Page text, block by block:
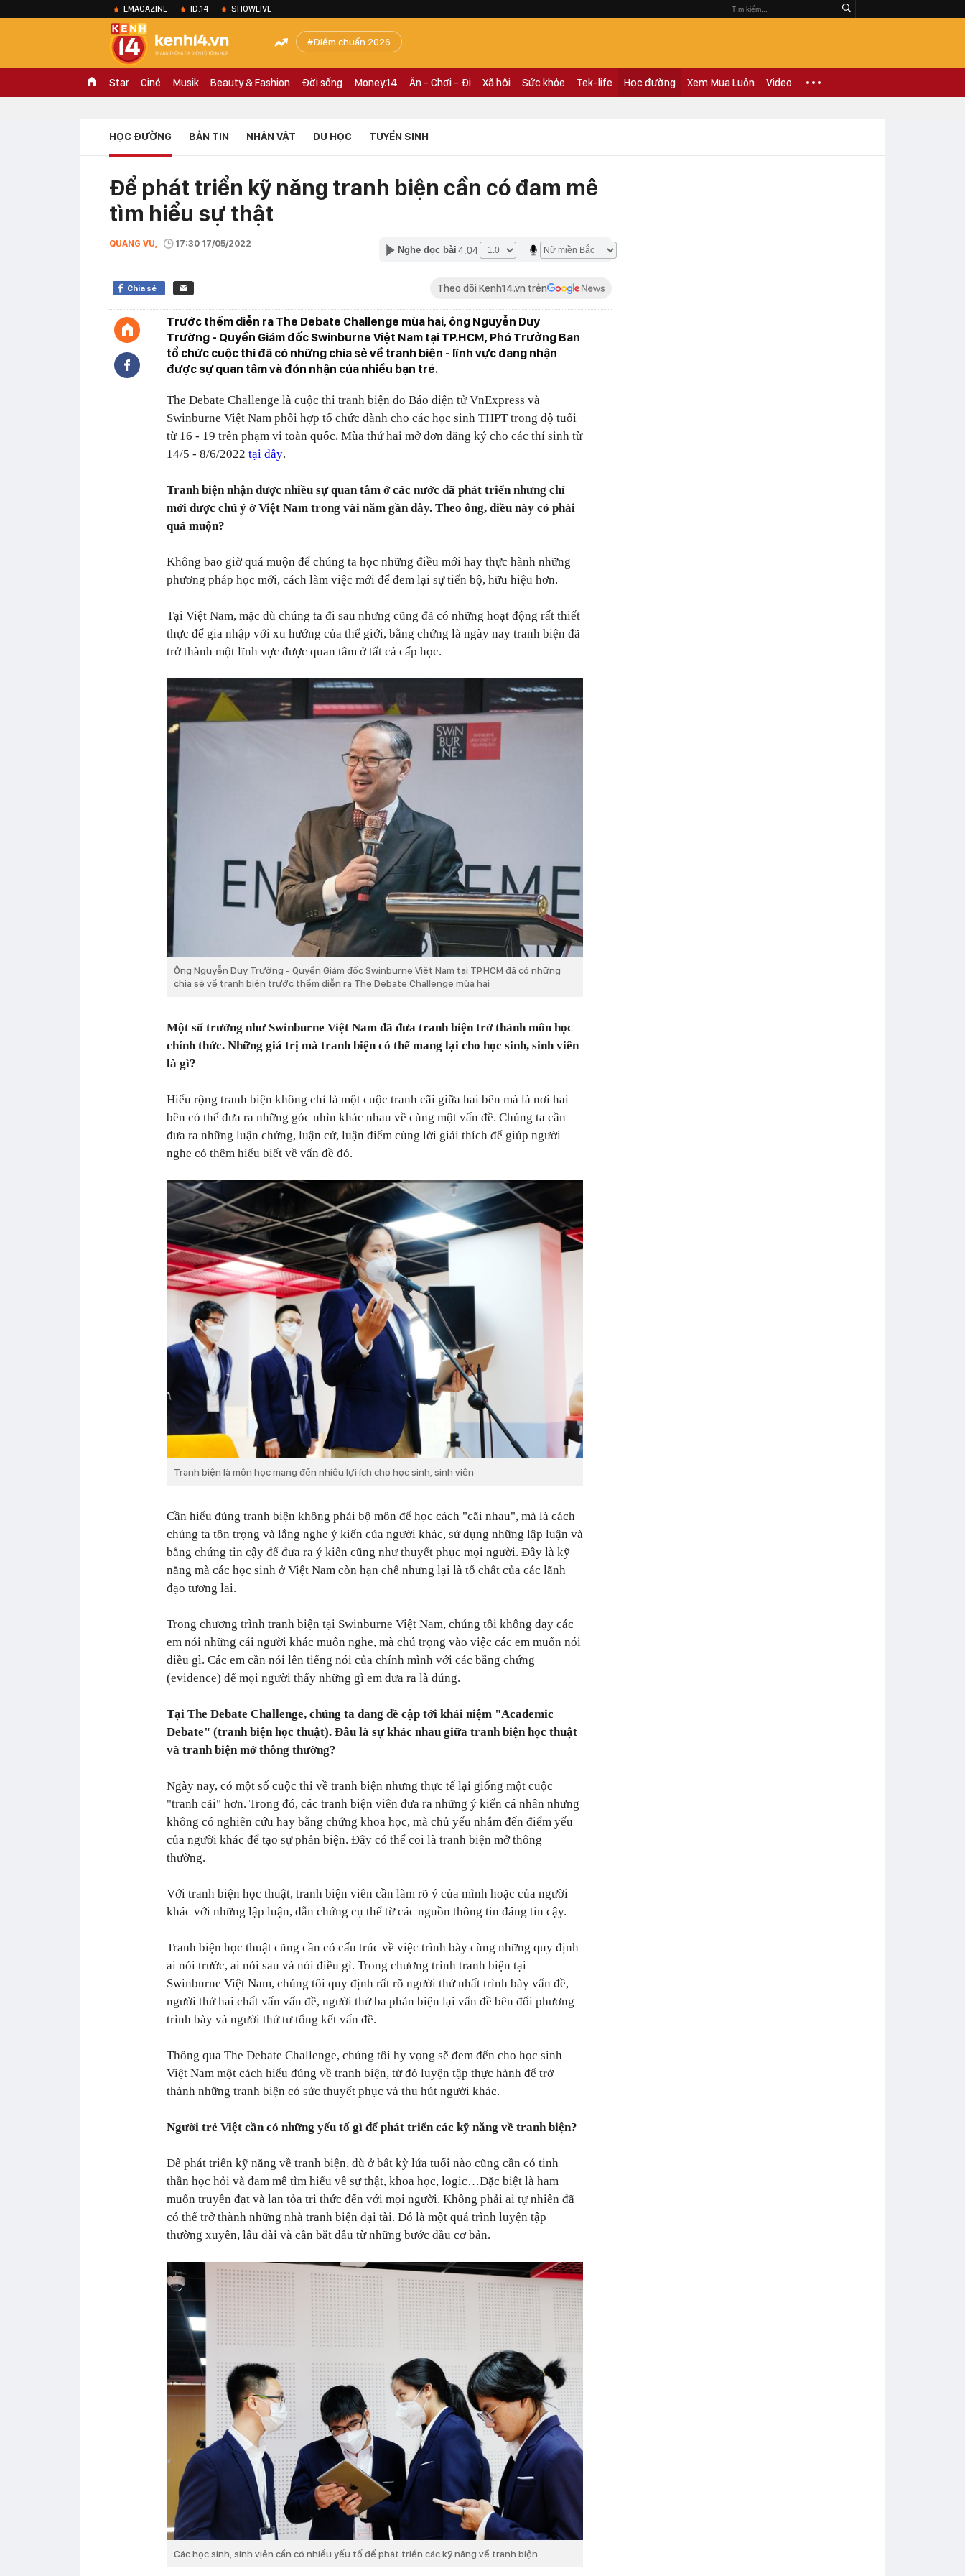
EMAGAZINE ID.14 SHOWLIVE
Điểm chuẩn 2026
Star Ciné Musik Beauty & Fashion Đời sống Money.14 Ăn - Chơi - Đi Xã hội Sức khỏe Tek-life Học đường Xem Mua Luôn Video
HỌC ĐƯỜNG BẢN TIN NHÂN VẬT DU HỌC TUYỂN SINH
Để phát triển kỹ năng tranh biện cần có đam mê
tìm hiểu sự thật
QUANG VŨ, 17:30 17/05/2022
Nghe đọc bài 4:04
Chia sẻ Theo dõi Kenh14.vn trên
Trước thềm diễn ra The Debate Challenge mùa hai, ông Nguyễn Duy
Trường - Quyền Giám đốc Swinburne Việt Nam tại TP.HCM, Phó Trưởng Ban
tổ chức cuộc thi đã có những chia sẻ về tranh biện - lĩnh vực đang nhận
được sự quan tâm và đón nhận của nhiều bạn trẻ.
The Debate Challenge là cuộc thi tranh biện do Báo điện tử VnExpress và
Swinburne Việt Nam phối hợp tổ chức dành cho các học sinh THPT trong độ tuổi
từ 16 - 19 trên phạm vi toàn quốc. Mùa thứ hai mở đơn đăng ký cho các thí sinh từ
14/5 - 8/6/2022 tại đây.
Tranh biện nhận được nhiều sự quan tâm ở các nước đã phát triển nhưng chỉ
mới được chú ý ở Việt Nam trong vài năm gần đây. Theo ông, điều này có phải
quá muộn?
Không bao giờ quá muộn để chúng ta học những điều mới hay thực hành những
phương pháp học mới, cách làm việc mới để đem lại sự tiến bộ, hữu hiệu hơn.
Tại Việt Nam, mặc dù chúng ta đi sau nhưng cũng đã có những hoạt động rất thiết
thực để gia nhập với xu hướng của thế giới, bằng chứng là ngày nay tranh biện đã
trở thành một lĩnh vực được quan tâm ở tất cả cấp học.
Ông Nguyễn Duy Trường - Quyền Giám đốc Swinburne Việt Nam tại TP.HCM đã có những
chia sẻ về tranh biện trước thềm diễn ra The Debate Challenge mùa hai
Một số trường như Swinburne Việt Nam đã đưa tranh biện trở thành môn học
chính thức. Những giá trị mà tranh biện có thể mang lại cho học sinh, sinh viên
là gì?
Hiểu rộng tranh biện không chỉ là một cuộc tranh cãi giữa hai bên mà là nơi hai
bên có thể đưa ra những góc nhìn khác nhau về cùng một vấn đề. Chúng ta cần
đưa ra những luận chứng, luận cứ, luận điểm cùng lời giải thích để giúp người
nghe có thêm hiểu biết về vấn đề đó.
Tranh biện là môn học mang đến nhiều lợi ích cho học sinh, sinh viên
Cần hiểu đúng tranh biện không phải bộ môn để học cách "cãi nhau", mà là cách
chúng ta tôn trọng và lắng nghe ý kiến của người khác, sử dụng những lập luận và
bằng chứng tin cậy để đưa ra ý kiến cũng như thuyết phục mọi người. Đây là kỹ
năng mà các học sinh ở Việt Nam còn hạn chế nhưng lại là tố chất của các lãnh
đạo tương lai.
Trong chương trình tranh biện tại Swinburne Việt Nam, chúng tôi không dạy các
em nói những cái người khác muốn nghe, mà chú trọng vào việc các em muốn nói
điều gì. Các em cần nói lên tiếng nói của chính mình với các bằng chứng
(evidence) để mọi người thấy những gì em đưa ra là đúng.
Tại The Debate Challenge, chúng ta đang đề cập tới khái niệm "Academic
Debate" (tranh biện học thuật). Đâu là sự khác nhau giữa tranh biện học thuật
và tranh biện mở thông thường?
Ngày nay, có một số cuộc thi về tranh biện nhưng thực tế lại giống một cuộc
"tranh cãi" hơn. Trong đó, các tranh biện viên đưa ra những ý kiến cá nhân nhưng
không có nghiên cứu hay bằng chứng khoa học, mà chủ yếu nhắm đến điểm yếu
của người khác để tạo sự phản biện. Đây có thể coi là tranh biện mở thông
thường.
Với tranh biện học thuật, tranh biện viên cần làm rõ ý của mình hoặc của người
khác với những lập luận, dẫn chứng cụ thể từ các nguồn thông tin đáng tin cậy.
Tranh biện học thuật cũng cần có cấu trúc về việc trình bày cùng những quy định
ai nói trước, ai nói sau và nói điều gì. Trong chương trình tranh biện tại
Swinburne Việt Nam, chúng tôi quy định rất rõ người thứ nhất trình bày vấn đề,
người thứ hai chất vấn vấn đề, người thứ ba phản biện lại vấn đề bên đối phương
trình bày và người thứ tư tổng kết vấn đề.
Thông qua The Debate Challenge, chúng tôi hy vọng sẽ đem đến cho học sinh
Việt Nam một cách hiểu đúng về tranh biện, từ đó luyện tập thực hành để trở
thành những tranh biện có sức thuyết phục và thu hút người khác.
Người trẻ Việt cần có những yếu tố gì để phát triển các kỹ năng về tranh biện?
Để phát triển kỹ năng về tranh biện, dù ở bất kỳ lứa tuổi nào cũng cần có tinh
thần học hỏi và đam mê tìm hiểu về sự thật, khoa học, logic…Đặc biệt là ham
muốn truyền đạt và lan tỏa tri thức đến với mọi người. Không phải ai tự nhiên đã
có thể trở thành những nhà tranh biện đại tài. Đó là một quá trình luyện tập
thường xuyên, lâu dài và cần bắt đầu từ những bước đầu cơ bản.
Các học sinh, sinh viên cần có nhiều yếu tố để phát triển các kỹ năng về tranh biện